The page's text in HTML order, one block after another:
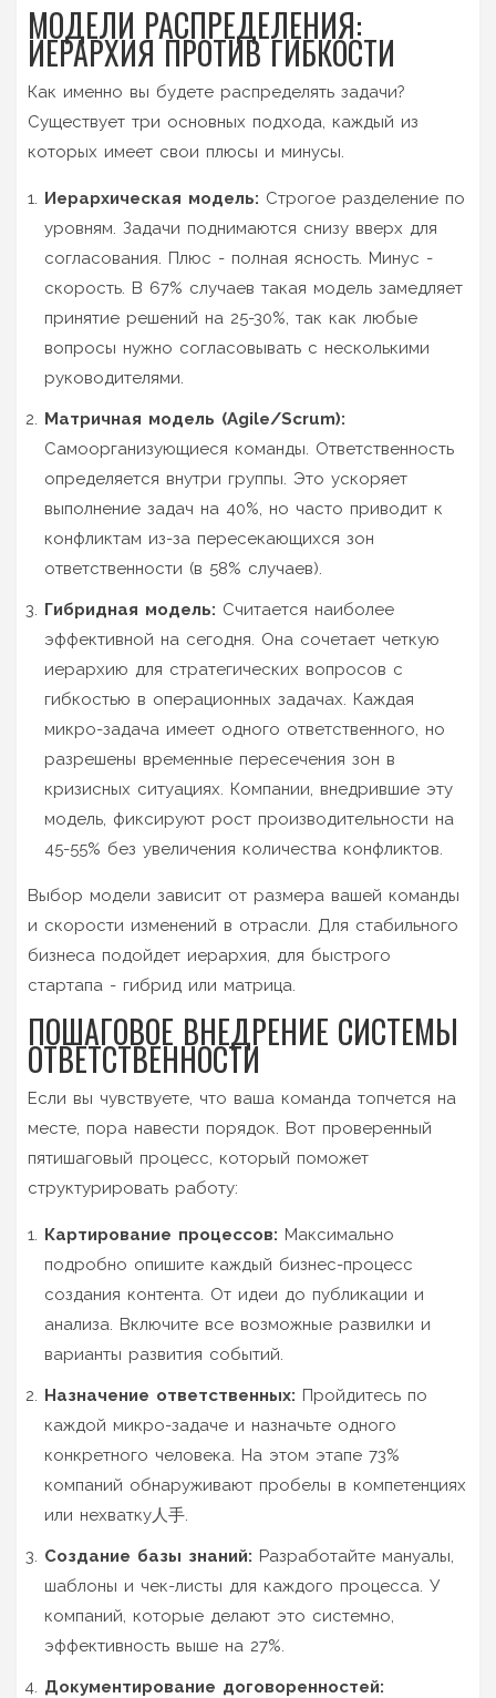
МОДЕЛИ РАСПРЕДЕЛЕНИЯ:
ИЕРАРХИЯ ПРОТИВ ГИБКОСТИ
Как именно вы будете распределять задачи?
Существует три основных подхода, каждый из
которых имеет свои плюсы и минусы.
Иерархическая модель: Строгое разделение по
уровням. Задачи поднимаются снизу вверх для
согласования. Плюс - полная ясность. Минус -
скорость. В 67% случаев такая модель замедляет
принятие решений на 25-30%, так как любые
вопросы нужно согласовывать с несколькими
руководителями.
Матричная модель (Agile/Scrum):
Самоорганизующиеся команды. Ответственность
определяется внутри группы. Это ускоряет
выполнение задач на 40%, но часто приводит к
конфликтам из-за пересекающихся зон
ответственности (в 58% случаев).
Гибридная модель: Считается наиболее
эффективной на сегодня. Она сочетает четкую
иерархию для стратегических вопросов с
гибкостью в операционных задачах. Каждая
микро-задача имеет одного ответственного, но
разрешены временные пересечения зон в
кризисных ситуациях. Компании, внедрившие эту
модель, фиксируют рост производительности на
45-55% без увеличения количества конфликтов.
Выбор модели зависит от размера вашей команды
и скорости изменений в отрасли. Для стабильного
бизнеса подойдет иерархия, для быстрого
стартапа - гибрид или матрица.
ПОШАГОВОЕ ВНЕДРЕНИЕ СИСТЕМЫ
ОТВЕТСТВЕННОСТИ
Если вы чувствуете, что ваша команда топчется на
месте, пора навести порядок. Вот проверенный
пятишаговый процесс, который поможет
структурировать работу:
Картирование процессов: Максимально
подробно опишите каждый бизнес-процесс
создания контента. От идеи до публикации и
анализа. Включите все возможные развилки и
варианты развития событий.
Назначение ответственных: Пройдитесь по
каждой микро-задаче и назначьте одного
конкретного человека. На этом этапе 73%
компаний обнаруживают пробелы в компетенциях
или нехватку人手.
Создание базы знаний: Разработайте мануалы,
шаблоны и чек-листы для каждого процесса. У
компаний, которые делают это системно,
эффективность выше на 27%.
Документирование договоренностей: